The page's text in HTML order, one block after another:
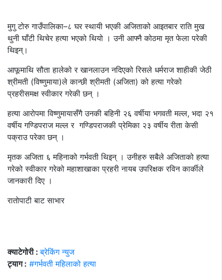
मुगु टोरु गाउँपालिका–८ घर स्थायी भएकी अजिताको आइतबार राति मुख
थुनी घाँटी थिचेर हत्या भएको थियो । उनी आफ्नै कोठमा मृत फेला परेकी
थिइन्।
आफूमाथि सौता हालेको र खानलाउन नदिएको रिसले धर्मराज शाहीकी जेठी
श्रीमती (विष्णुमाया)ले कान्छी श्रीमती (अजिता) को हत्या गरेको
प्रहरीसमक्ष स्वीकार गरेकी छन् ।
हत्या आरोपमा विष्णुमायासँगै उनकी बहिनी २६ वर्षीया भगवती मल्ल, भदा २१
वर्षीय गण्डिपराज मल्ल र गण्डिपराजकी प्रेमिका २३ वर्षीय रीता केसी
पक्राउ परेका छन् ।
मृतक अजिता ६ महिनाको गर्भवती थिइन् । उनीहरु सबैले अजिताको हत्या
गरेको स्वीकार गरेको महाशाखाका प्रहरी नायब उपरिक्षक रविन कार्कीले
जानकारी दिए ।
रातोपाटी बाट साभार
क्याटेगोरी :ब्रेकिंग न्युज
ट्याग : #गर्भवती महिलाको हत्या